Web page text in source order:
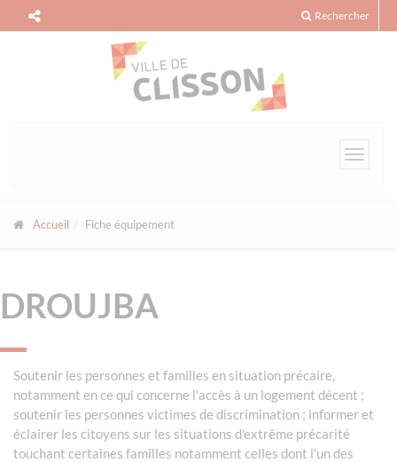
Rechercher
Toggle
Accueil Fiche équipement
DROUJBA
Soutenir les personnes et familles en situation précaire,
notamment en ce qui concerne l'accès à un logement décent ;
soutenir les personnes victimes de discrimination ; informer et
éclairer les citoyens sur les situations d'extrême précarité
touchant certaines familles notamment celles dont l'un des
Panneau de gestion des cookies